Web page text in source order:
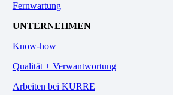
Fernwartung
UNTERNEHMEN
Know-how
Qualität + Verwantwortung
Arbeiten bei KURRE